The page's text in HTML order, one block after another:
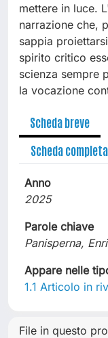
mettere in luce.
narrazione che,
sappia
spirito critico
scienza sempre
la vocazione
Scheda breve
Scheda completa
Anno
2025
Parole chiave
Panisperna,
Appare nelle
1.1 Articolo in
File in questo